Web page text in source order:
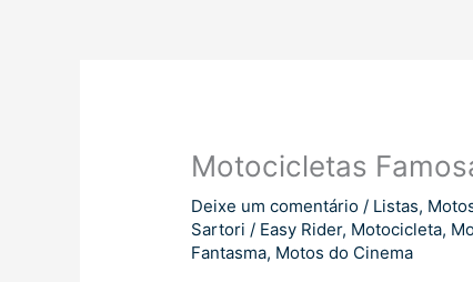
Motocicletas
Deixe um comentário / Listas,
Sartori/ Easy Rider, Motocicleta,
Fantasma, Motos do Cinema